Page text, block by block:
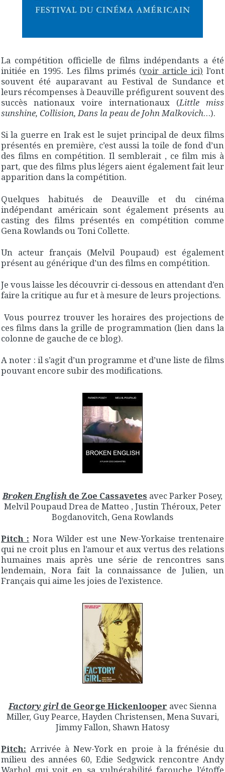
La compétition officielle de films indépendants a été
initiée en 1995. Les films primés (voir article ici) l’ont
souvent été auparavant au Festival de Sundance et
leurs récompenses à Deauville préfigurent souvent des
succès nationaux voire internationaux (Little miss
sunshine, Collision, Dans la peau de John Malkovich…).
Si la guerre en Irak est le sujet principal de deux films
présentés en première, c’est aussi la toile de fond d’un
des films en compétition. Il semblerait , ce film mis à
part, que des films plus légers aient également fait leur
apparition dans la compétition.
Quelques habitués de Deauville et du cinéma
indépendant américain sont également présents au
casting des films présentés en compétition comme
Gena Rowlands ou Toni Collette.
Un acteur français (Melvil Poupaud) est également
présent au générique d’un des films en compétition.
Je vous laisse les découvrir ci-dessous en attendant d’en
faire la critique au fur et à mesure de leurs projections.
Vous pourrez trouver les horaires des projections de
ces films dans la grille de programmation (lien dans la
colonne de gauche de ce blog).
A noter : il s’agit d’un programme et d’une liste de films
pouvant encore subir des modifications.
Broken English de Zoe Cassavetes avec Parker Posey,
Melvil Poupaud Drea de Matteo , Justin Théroux, Peter
Bogdanovitch, Gena Rowlands
Pitch : Nora Wilder est une New-Yorkaise trentenaire
qui ne croit plus en l’amour et aux vertus des relations
humaines mais après une série de rencontres sans
lendemain, Nora fait la connaissance de Julien, un
Français qui aime les joies de l’existence.
Factory girl de George Hickenlooper avec Sienna
Miller, Guy Pearce, Hayden Christensen, Mena Suvari,
Jimmy Fallon, Shawn Hatosy
Pitch: Arrivée à New-York en proie à la frénésie du
milieu des années 60, Edie Sedgwick rencontre Andy